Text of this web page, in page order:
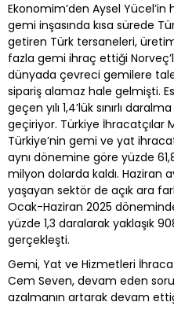
Ekonomim’den Aysel
gemi inşasında kısa sürede
getiren Türk tersaneleri,
fazla gemi ihraç ettiği
dünyada çevreci gemilere
sipariş alamaz hale gelmişti.
geçen yılı 1,4’lük sınırlı
geçiriyor. Türkiye İhracatçılar
Türkiye’nin gemi ve yat
aynı dönemine göre yüzde
milyon dolarda kaldı. Haziran
yaşayan sektör de açık ara
Ocak-Haziran 2025
yüzde 1,3 daralarak yaklaşık
gerçekleşti.
Gemi, Yat ve Hizmetleri
Cem Seven, devam eden
azalmanın artarak devam